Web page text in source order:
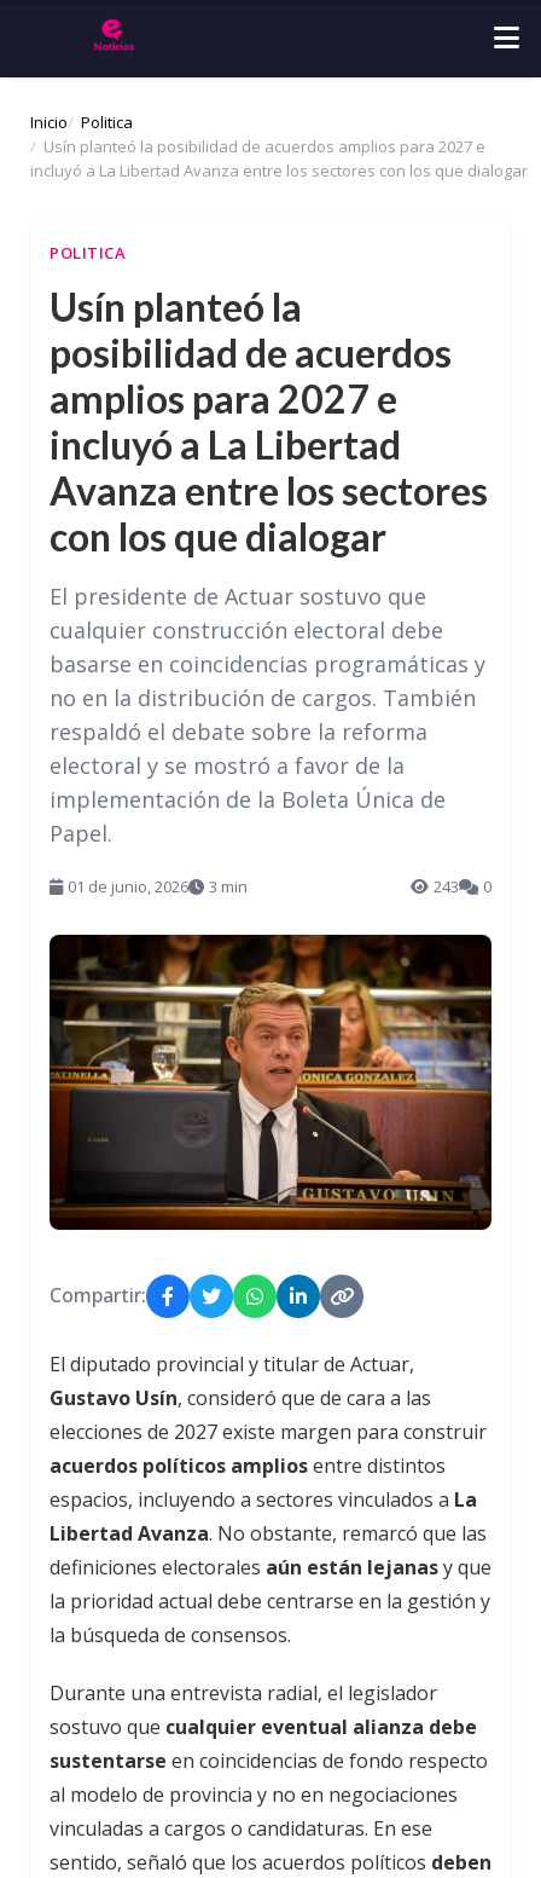
Inicio
Politica
Usín planteó la posibilidad de acuerdos amplios para 2027 e
incluyó a La Libertad Avanza entre los sectores con los que dialogar
POLITICA
Usín planteó la
posibilidad de acuerdos
amplios para 2027 e
incluyó a La Libertad
Avanza entre los sectores
con los que dialogar
El presidente de Actuar sostuvo que
cualquier construcción electoral debe
basarse en coincidencias programáticas y
no en la distribución de cargos. También
respaldó el debate sobre la reforma
electoral y se mostró a favor de la
implementación de la Boleta Única de
Papel.
01 de junio, 2026 3 min 243 0
Compartir:
El diputado provincial y titular de Actuar,
Gustavo Usín, consideró que de cara a las
elecciones de 2027 existe margen para construir
acuerdos políticos ampliosentre distintos
espacios, incluyendo a sectores vinculados a La
Libertad Avanza. No obstante, remarcó que las
definiciones electorales aún están lejanasy que
la prioridad actual debe centrarse en la gestión y
la búsqueda de consensos.
Durante una entrevista radial, el legislador
sostuvo que cualquier eventual alianza debe
sustentarse en coincidencias de fondo respecto
al modelo de provincia y no en negociaciones
vinculadas a cargos o candidaturas. En ese
sentido, señaló que los acuerdos políticos deben